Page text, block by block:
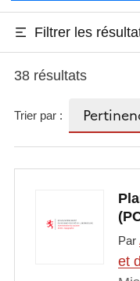
Filtrer les
38 résultats
Trier par :
Par
et